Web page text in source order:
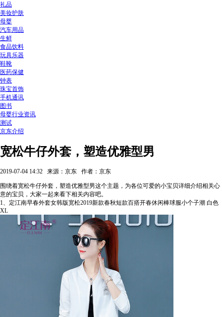
礼品
美妆护肤
母婴
汽车用品
生鲜
食品饮料
玩具乐器
鞋靴
医药保健
钟表
珠宝首饰
手机通讯
图书
母婴行业资讯
测试
京东介绍
宽松牛仔外套，塑造优雅型男
2019-07-04 14:32 来源：京东 作者：京东
围绕着宽松牛仔外套，塑造优雅型男这个主题，为各位可爱的小宝贝详细介绍相关心
意的宝贝，大家一起来看下相关内容吧。
1、定江南早春外套女韩版宽松2019新款春秋短款百搭开春休闲棒球服小个子潮 白色
XL